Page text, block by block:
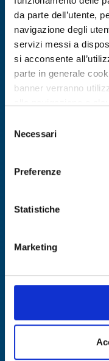
da parte dell’utente,
navigazione degli
servizi messi a
si acconsente
parte in generale
banner verranno
Per conoscere i
https://
https://
delNecessari
Preferenze
Statistiche
Marketing
Technology offer
Azienda
energetico,
ID: